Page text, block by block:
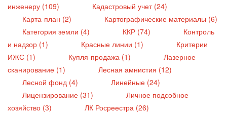
инженеру (109)
Кадастровый учет (24)
Карта-план (2)
Картографические материалы (6)
Категория земли (4)
ККР (74)
Контроль
и надзор (1)
Красные линии (1)
Критерии
ИЖС (1)
Купля-продажа (1)
Лазерное
сканирование (1)
Лесная амнистия (12)
Лесной фонд (4)
Линейные (24)
Лицензирование (31)
Личное подсобное
хозяйство (3)
ЛК Росреестра (26)